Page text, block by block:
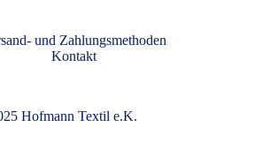
und Zahlungsmethoden
Kontakt
Hofmann Textil e.K.